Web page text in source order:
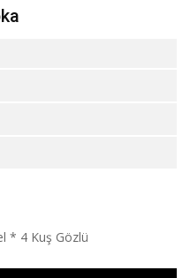
* 4 Kuş Gözlü